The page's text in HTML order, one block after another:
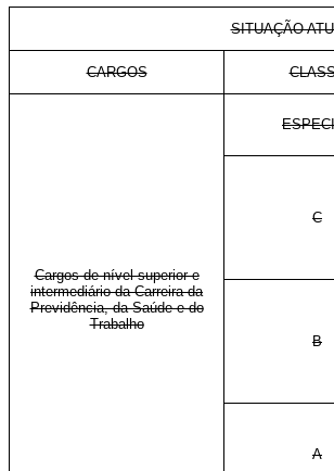
SITUAÇÃO
CARGOS
Cargos de nível superior e
intermediário da Carreira da
Previdência, da Saúde e do
Trabalho
C
B
A